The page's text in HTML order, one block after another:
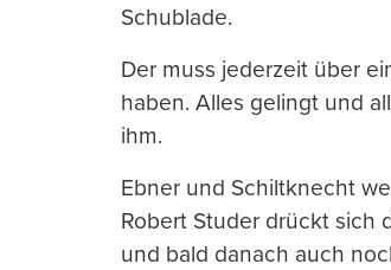
Schublade.
Der muss jederzeit über
haben. Alles gelingt und
ihm.
Ebner und Schiltknecht
Robert Studer drückt sich
und bald danach auch